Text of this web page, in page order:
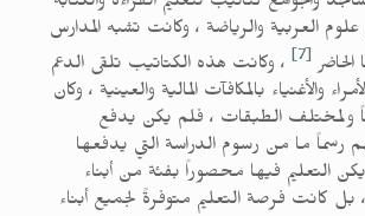
العربية والرياضة ، وكانت تشبه المدارس
الحاضر [7]
، وكانت هذه الكتاتيب تلقى الدعم
والأغنياء بالمكافآت المالية والعينية ، وكان
ولمختلف الطبقات ، فلم يكن يدفع
رسماً ما من رسوم الدراسة التي يدفعها
يكن التعليم فيها محصوراً بفئة من أبناء
كانت فرصة التعليم متوفرةً لجميع أبناء